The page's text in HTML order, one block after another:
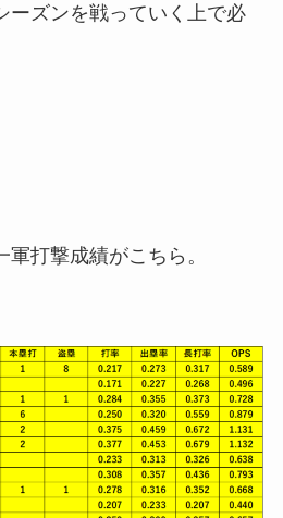
ーズンを戦っていく上で必
打撃成績がこちら。